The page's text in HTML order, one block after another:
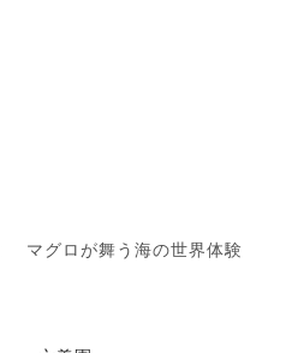
マグロが舞う海の世界体験